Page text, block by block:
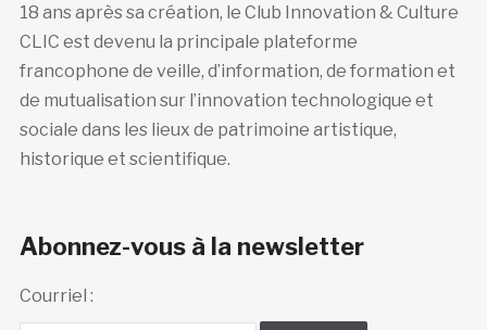
18 ans après sa création, le Club Innovation & Culture
CLIC est devenu la principale plateforme
francophone de veille, d’information, de formation et
de mutualisation sur l’innovation technologique et
sociale dans les lieux de patrimoine artistique,
historique et scientifique.
Abonnez-vous à la newsletter
Courriel :